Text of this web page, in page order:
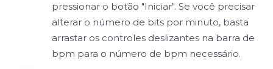
pressionar o botão "Iniciar". Se você precisar
alterar o número de bits por minuto, basta
arrastar os controles deslizantes na barra de
bpm para o número de bpm necessário.